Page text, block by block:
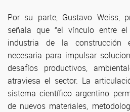
Por su parte, Gustavo Weiss,
señala que “el vínculo entre
industria de la construcción
necesaria para impulsar
desafíos productivos,
atraviesa el sector. La
sistema científico argentino
de nuevos materiales,